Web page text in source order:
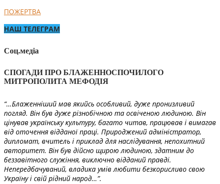
ПОЖЕРТВА
НАШ ТЕЛЕГРАМ
Соц.медіа
СПОГАДИ ПРО БЛАЖЕННОСПОЧИЛОГО
МИТРОПОЛИТА МЕФОДІЯ
“…Блаженніший мав якийсь особливий, дуже пронизливий
погляд. Він був дуже різнобічною та освіченою людиною. Він
цінував українську культуру, багато читав, працював і вимагав
від оточення відданої праці. Природжений адміністратор,
дипломат, вчитель і приклад для наслідування, непохитний
авторитет. Він був дійсно щирою людиною, здатним до
беззавітного служіння, виключно відданий правді.
Непередбачуваний, владика умів любити безкорисливо свою
Україну і свій рідний народ…”.